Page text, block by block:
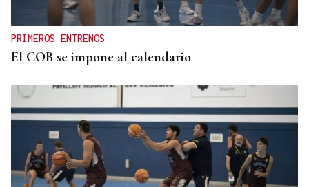
PRIMEROS ENTRENOS
El COB se impone al calendario